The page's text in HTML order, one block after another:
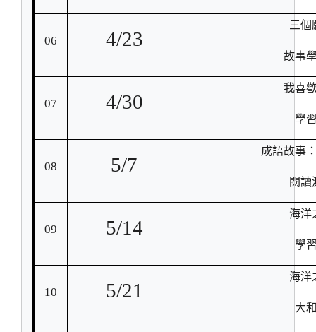
06 4/23
三個
故事
07 4/30
我喜
學
08 5/7
成語故事
閱讀
09 5/14
海洋
學
10 5/21
海洋
大